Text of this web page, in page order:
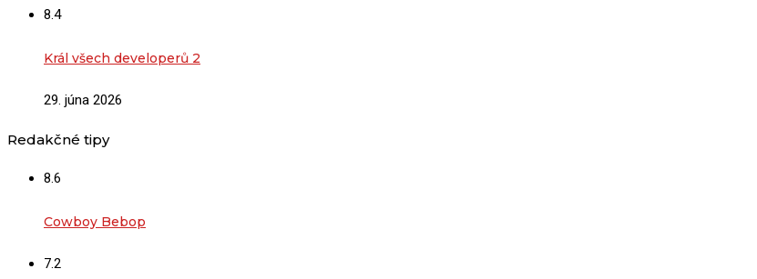
8.4
Král všech developerů 2
29. júna 2026
Redakčné tipy
8.6
Cowboy Bebop
7.2